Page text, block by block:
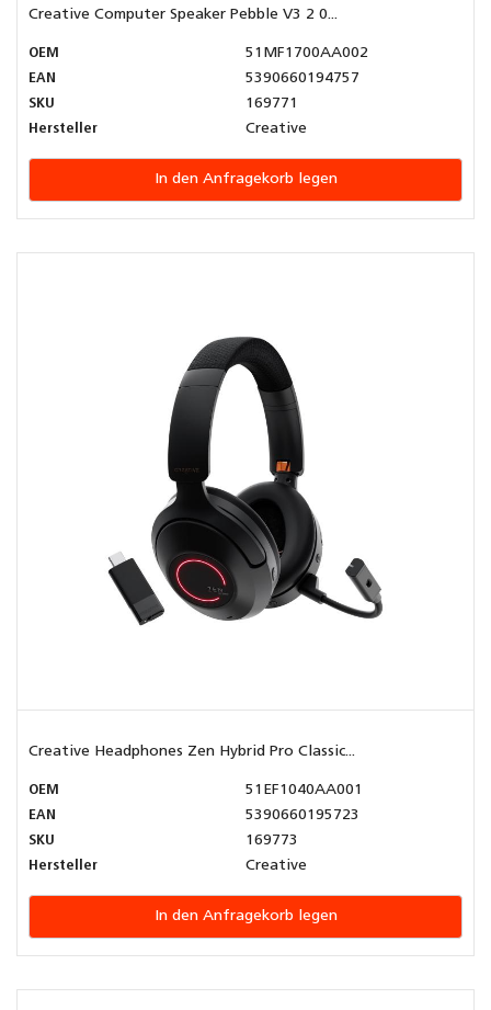
Creative Computer Speaker Pebble V3 2 0...
OEM
51MF1700AA002
EAN
5390660194757
SKU
169771
Hersteller
Creative
In den Anfragekorb legen
Creative Headphones Zen Hybrid Pro Classic...
OEM
51EF1040AA001
EAN
5390660195723
SKU
169773
Hersteller
Creative
In den Anfragekorb legen